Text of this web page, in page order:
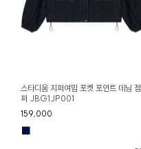
스타디움 지퍼여밈 포켓 포인트 데님 점
퍼 JBG1JP001
159,000
■